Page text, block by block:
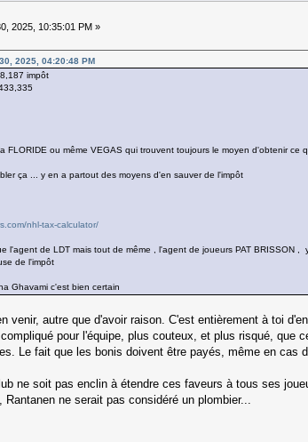
2025, 10:35:01 PM »
2025, 04:20:48 PM
impôt
FLORIDE ou même VEGAS qui trouvent toujours le moyen d'obtenir ce
ça ... y en a partout des moyens d'en sauver de l'impôt
nhl-tax-calculator/
l'agent de LDT mais tout de même , l'agent de joueurs PAT
de l'impôt
Ghavami c'est bien certain
venir, autre que d'avoir raison. C'est entièrement à toi
pour l'équipe, plus couteux, et plus risqué, que
Le fait que les bonis doivent être payés, même en cas
ne soit pas enclin à étendre ces faveurs à tous ses
ne serait pas considéré un plombier...